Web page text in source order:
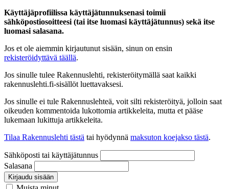
Käyttäjäprofiilissa käyttäjätunnuksenasi toimii
sähköpostiosoitteesi (tai itse luomasi käyttäjätunnus) sekä itse
luomasi salasana.
Jos et ole aiemmin kirjautunut sisään, sinun on ensin
rekisteröidyttävä täällä.
Jos sinulle tulee Rakennuslehti, rekisteröitymällä saat kaikki
rakennuslehti.fi-sisällöt luettavaksesi.
Jos sinulle ei tule Rakennuslehteä, voit silti rekisteröityä, jolloin saat
oikeuden kommentoida lukottomia artikkeleita, mutta et pääse
lukemaan lukittuja artikkeleita.
Tilaa Rakennuslehti tästä tai hyödynnä maksuton koejakso tästä.
Sähköposti tai käyttäjätunnus
Salasana
Kirjaudu sisään